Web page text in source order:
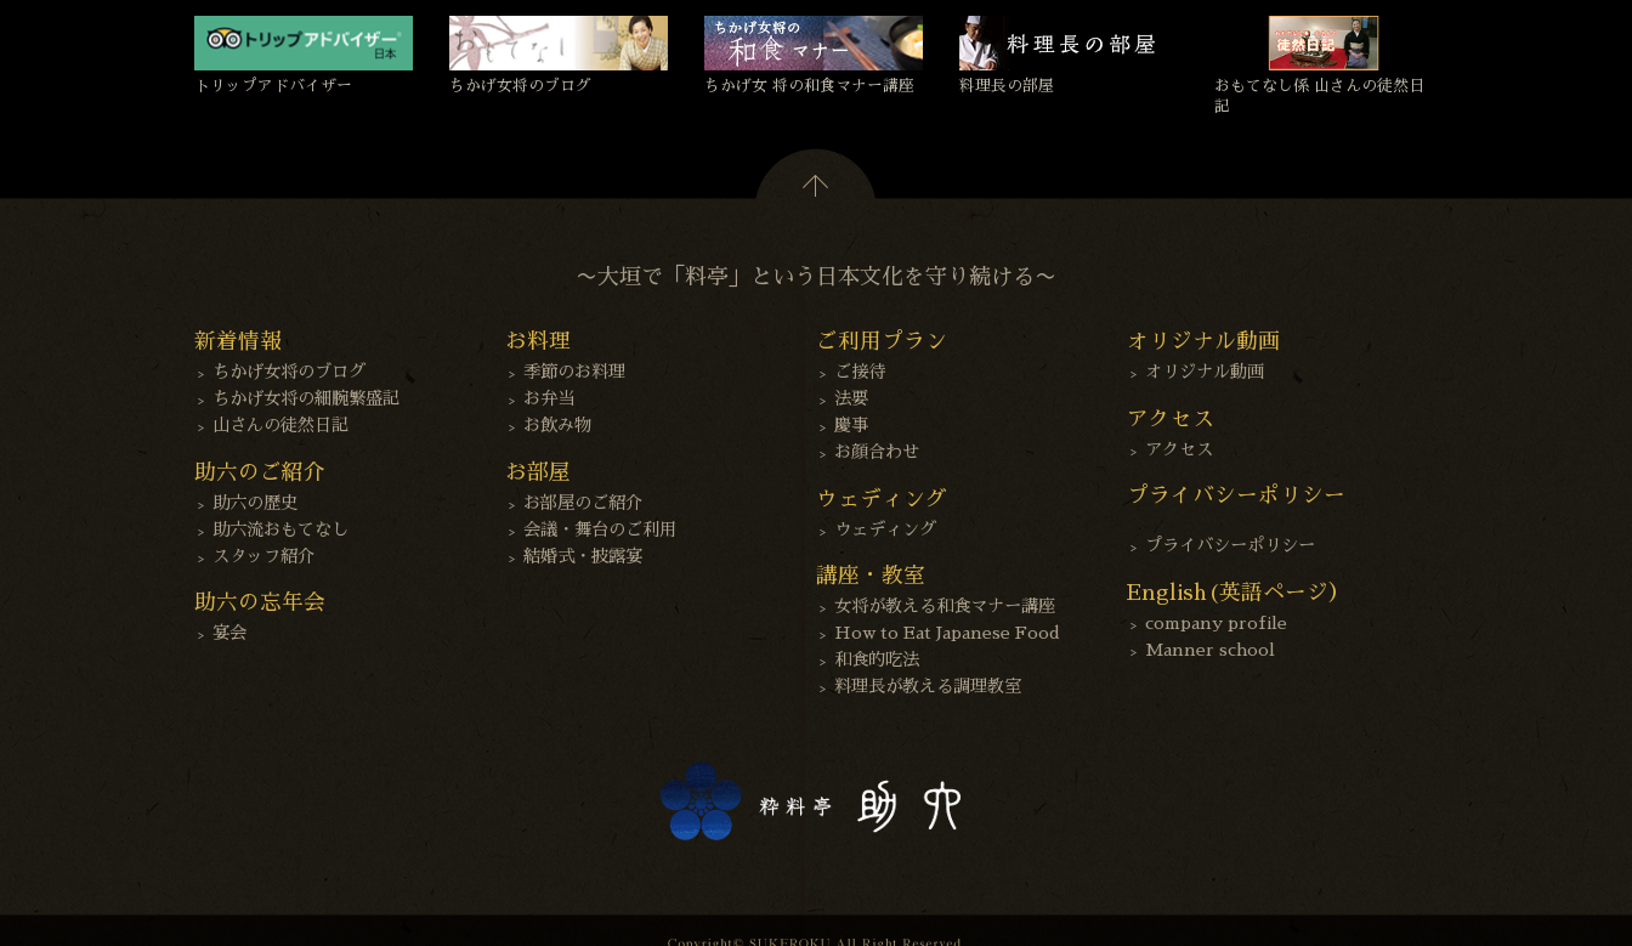
トリップアドバイザー ちかげ女将のブログ ちかげ女 将の和食マナー講座 料理長の部屋
おもてなし係 山さんの徒然日
記
〜大垣で「料亭」という日本文化を守り続ける〜
新着情報
ちかげ女将のブログ
ちかげ女将の細腕繁盛記
山さんの徒然日記
助六のご紹介
助六の歴史
助六流おもてなし
スタッフ紹介
助六の忘年会
宴会
お料理
季節のお料理
お弁当
お飲み物
お部屋
お部屋のご紹介
会議・舞台のご利用
結婚式・披露宴
ご利用プラン
ご接待
法要
慶事
お顔合わせ
ウェディング
ウェディング
講座・教室
女将が教える和食マナー講座
How to Eat Japanese Food
和食的吃法
料理長が教える調理教室
オリジナル動画
オリジナル動画
アクセス
アクセス
プライバシーポリシー
プライバシーポリシー
English(英語ページ）
company profile
Manner school